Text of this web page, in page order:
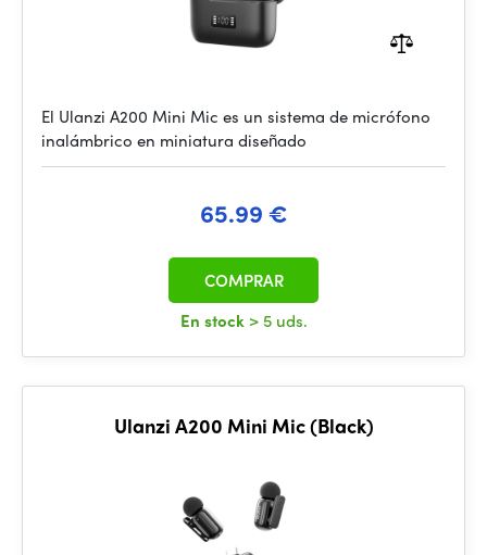
El Ulanzi A200 Mini Mic es un sistema de micrófono
inalámbrico en miniatura diseñado
65.99 €
En stock > 5 uds.
COMPRAR
Ulanzi A200 Mini Mic (Black)